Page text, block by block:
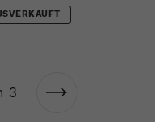
3
Nächste